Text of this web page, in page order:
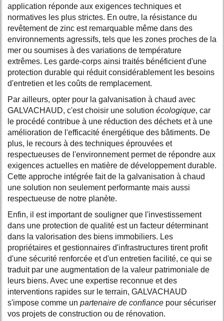
application réponde aux exigences techniques et
normatives les plus strictes. En outre, la résistance du
revêtement de zinc est remarquable même dans des
environnements agressifs, tels que les zones proches de la
mer ou soumises à des variations de température
extrêmes. Les garde-corps ainsi traités bénéficient d'une
protection durable qui réduit considérablement les besoins
d'entretien et les coûts de remplacement.
Par ailleurs, opter pour la galvanisation à chaud avec
GALVACHAUD, c'est choisir une solution écologique, car
le procédé contribue à une réduction des déchets et à une
amélioration de l'efficacité énergétique des bâtiments. De
plus, le recours à des techniques éprouvées et
respectueuses de l'environnement permet de répondre aux
exigences actuelles en matière de développement durable.
Cette approche intégrée fait de la galvanisation à chaud
une solution non seulement performante mais aussi
respectueuse de notre planète.
Enfin, il est important de souligner que l'investissement
dans une protection de qualité est un facteur déterminant
dans la valorisation des biens immobiliers. Les
propriétaires et gestionnaires d'infrastructures tirent profit
d'une sécurité renforcée et d'un entretien facilité, ce qui se
traduit par une augmentation de la valeur patrimoniale de
leurs biens. Avec une expertise reconnue et des
interventions rapides sur le terrain, GALVACHAUD
s'impose comme un partenaire de confiance pour sécuriser
vos projets de construction ou de rénovation.